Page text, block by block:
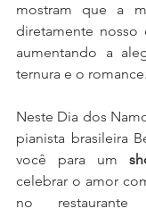
mostram que a
diretamente nosso
aumentando a
ternura e o romance.
Neste Dia dos
pianista brasileira
você para um
celebrar o amor